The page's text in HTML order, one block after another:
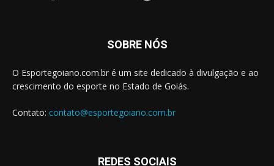
SOBRE NÓS
O Esportegoiano.com.br é um site dedicado à divulgação e ao
crescimento do esporte no Estado de Goiás.
Contato: contato@esportegoiano.com.br
REDES SOCIAIS